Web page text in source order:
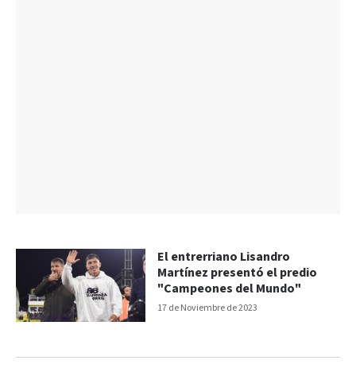
17 de Noviembre de 2023
El entrerriano Lisandro
Martínez presentó el predio
"Campeones del Mundo"